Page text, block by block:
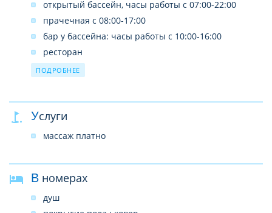
открытый бассейн, часы работы с 07:00-22:00
прачечная с 08:00-17:00
бар у бассейна: часы работы с 10:00-16:00
ресторан
Wi-Fi (бесплатно)
ПОДРОБНЕЕ
Услуги
массаж платно
В номерах
душ